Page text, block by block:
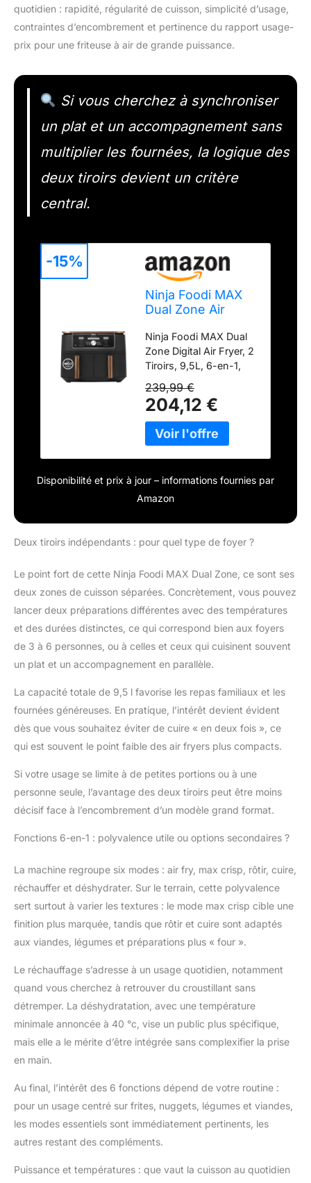
quotidien : rapidité, régularité de cuisson, simplicité d’usage,
contraintes d’encombrement et pertinence du rapport usage-
prix pour une friteuse à air de grande puissance.
Si vous cherchez à synchroniser
un plat et un accompagnement sans
multiplier les fournées, la logique des
deux tiroirs devient un critère
central.
Ninja Foodi MAX
Dual Zone Air
9,5L, 6-en-1
AF400EUCP
Ninja Foodi MAX Dual
Zone Digital Air Fryer, 2
Tiroirs, 9,5L, 6-en-1,
Croustillant Max, Rôtir,
Cuire, Déshydrate, 8
Portions, Paniers
Antiadhésifs Vont Au
D'ÉNERGIE :
Economisez jusqu'à 65
(*tests et calculs basés
sur le temps de
pour des saucisses, en
friture à l'air par rapport
aux fours
conventionnels) 2
ZONES DE CUISSON
Cuisinez 2 aliments de
2 façons, prêts au
même temps. Repas
rapides et complets
sans utiliser d'huile. Air
Fry: jusqu'à 75% moins
(*Testé vs des frites
coupées à la main et à
EXTRA-LARGE:
Cuisinez 8 portions.
Chaque tiroir peut
de frites ou un poulet
de 2kg. Cuisinez
jusqu'à 75% plus vite
qu'un four chaleur
avec des bâtonnets de
poisson et saucisses,
avec préchauffage)
INCLUS: Ninja Foodi
MAX Dual Zone Air
Fryer (prise EU), Pinces
en Silicone, 2x tiroirs
antiadhésifs allant au
L) et Plaque
Croustillantes. Guide
de recettes. Couleur :
Cuivre/Noir
H32,5cm x L41,5cm x
239,99 €
204,12 €
-15%
Disponibilité et prix à jour – informations fournies par
Amazon
Deux tiroirs indépendants : pour quel type de foyer ?
Le point fort de cette Ninja Foodi MAX Dual Zone, ce sont ses
deux zones de cuisson séparées. Concrètement, vous pouvez
lancer deux préparations différentes avec des températures
et des durées distinctes, ce qui correspond bien aux foyers
de 3 à 6 personnes, ou à celles et ceux qui cuisinent souvent
un plat et un accompagnement en parallèle.
La capacité totale de 9,5 l favorise les repas familiaux et les
fournées généreuses. En pratique, l’intérêt devient évident
dès que vous souhaitez éviter de cuire « en deux fois », ce
qui est souvent le point faible des air fryers plus compacts.
Si votre usage se limite à de petites portions ou à une
personne seule, l’avantage des deux tiroirs peut être moins
décisif face à l’encombrement d’un modèle grand format.
Fonctions 6-en-1 : polyvalence utile ou options secondaires ?
La machine regroupe six modes : air fry, max crisp, rôtir, cuire,
réchauffer et déshydrater. Sur le terrain, cette polyvalence
sert surtout à varier les textures : le mode max crisp cible une
finition plus marquée, tandis que rôtir et cuire sont adaptés
aux viandes, légumes et préparations plus « four ».
Le réchauffage s’adresse à un usage quotidien, notamment
quand vous cherchez à retrouver du croustillant sans
détremper. La déshydratation, avec une température
minimale annoncée à 40 °c, vise un public plus spécifique,
mais elle a le mérite d’être intégrée sans complexifier la prise
en main.
Au final, l’intérêt des 6 fonctions dépend de votre routine :
pour un usage centré sur frites, nuggets, légumes et viandes,
les modes essentiels sont immédiatement pertinents, les
autres restant des compléments.
Puissance et températures : que vaut la cuisson au quotidien